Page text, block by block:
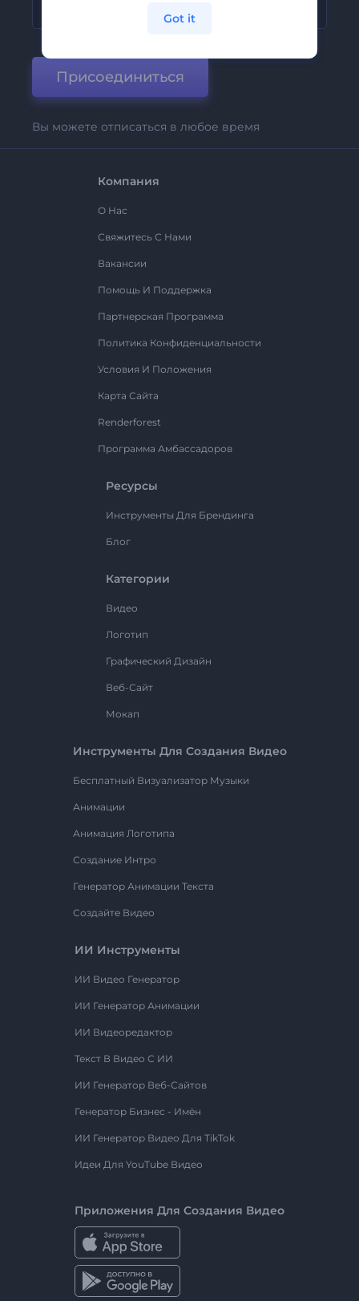
Присоединиться
Вы можете отписаться в любое время
Компания
О Нас
Свяжитесь С Нами
Вакансии
Помощь И Поддержка
Партнерская Программа
Политика Конфиденциальности
Условия И Положения
Карта Сайта
Renderforest
Программа Амбассадоров
Ресурсы
Инструменты Для Брендинга
Блог
Категории
Видео
Логотип
Графический Дизайн
Веб-Сайт
Мокап
Инструменты Для Создания Видео
Бесплатный Визуализатор Музыки
Анимации
Анимация Логотипа
Создание Интро
Генератор Анимации Текста
Создайте Видео
ИИ Инструменты
ИИ Видео Генератор
ИИ Генератор Анимации
ИИ Видеоредактор
Текст В Видео С ИИ
ИИ Генератор Веб-Сайтов
Генератор Бизнес - Имён
ИИ Генератор Видео Для TikTok
Идеи Для YouTube Видео
Приложения Для Создания Видео
Got it